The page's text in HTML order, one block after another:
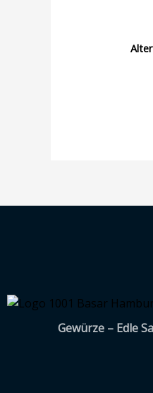
Gewürze – Edle